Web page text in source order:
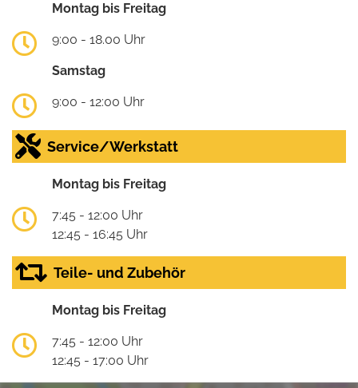
Montag bis Freitag
9:00 - 18.00 Uhr
Samstag
9:00 - 12:00 Uhr
Service/Werkstatt
Montag bis Freitag
7:45 - 12:00 Uhr
12:45 - 16:45 Uhr
Teile- und Zubehör
Montag bis Freitag
7:45 - 12:00 Uhr
12:45 - 17:00 Uhr